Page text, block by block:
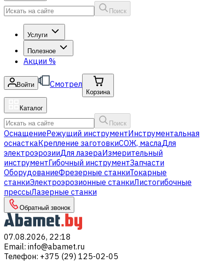
Поиск
Услуги
Полезное
Акции %
Войти Смотрел
Корзина
Каталог
Поиск
ОснащениеРежущий инструментИнструментальная
оснасткаКрепление заготовкиСОЖ, маслаДля
электроэрозииДля лазераИзмерительный
инструментГибочный инструментЗапчасти
ОборудованиеФрезерные станкиТокарные
станкиЭлектроэрозионные станкиЛистогибочные
прессыЛазерные станки
Обратный звонок
07.08.2026, 22:18
Email: info@abamet.ru
Телефон: +375 (29) 125-02-05